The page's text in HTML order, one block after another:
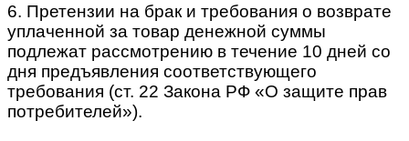
6. Претензии на брак и требования о возврате
уплаченной за товар денежной суммы
подлежат рассмотрению в течение 10 дней со
дня предъявления соответствующего
требования (ст. 22 Закона РФ «О защите прав
потребителей»).